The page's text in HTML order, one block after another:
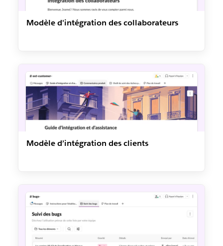
Modèle d'intégration des collaborateurs
Modèle d’intégration des clients